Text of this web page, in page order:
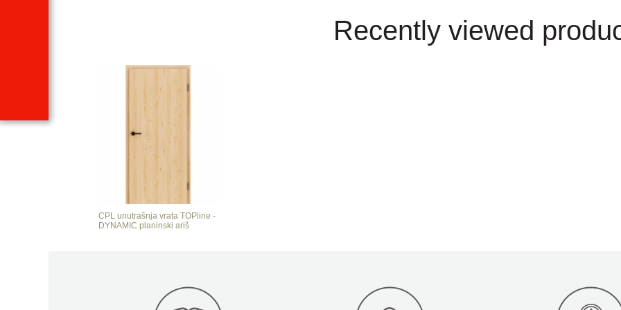
Recently viewed
CPL unutrašnja vrata TOPline -
DYNAMIC planinski ariš